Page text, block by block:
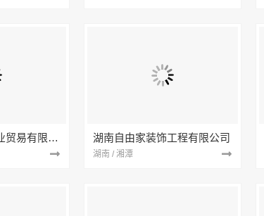
湖北省腾冠畅实业贸易有限公司 湖南自由家装饰工程有限公司
湖南 / 湘潭